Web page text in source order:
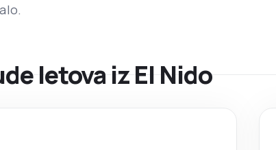
letova iz El Nido